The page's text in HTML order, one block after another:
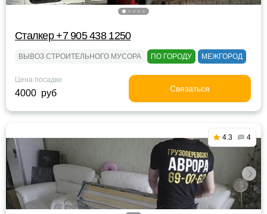
Сталкер +7 905 438 1250
ВЫВОЗ СТРОИТЕЛЬНОГО МУСОРА ПО ГОРОДУ МЕЖГОРОД
Цена посадки
4000 руб Связаться
4.3 4